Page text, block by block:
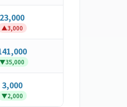
23,000
▲3,000
▼35,000
3,000
▼2,000